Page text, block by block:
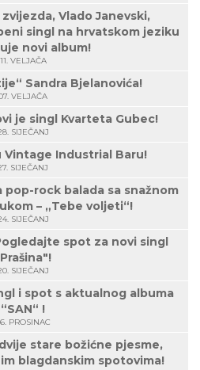
Vlado Janevski,
singl na hrvatskom jeziku
novi album!
11. VELJAČA
Sandra Bjelanovića!
VELJAČA
je singl Kvarteta Gubec!
SIJEČANJ
Vintage Industrial Baru!
SIJEČANJ
pop-rock balada sa snažnom
– „Tebe voljeti“!
SIJEČANJ
spot za novi singl
SIJEČANJ
i spot s aktualnog albuma
“SAN“ !
PROSINAC
stare božićne pjesme,
blagdanskim spotovima!